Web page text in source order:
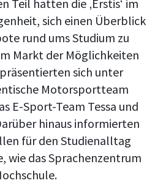
Teil hatten die ‚Erstis‘ im
sich einen Überblick
rund ums Studium zu
Markt der Möglichkeiten
sich unter
Motorsportteam
E-Sport-Team Tessa und
hinaus informierten
für den Studienalltag
wie das Sprachenzentrum